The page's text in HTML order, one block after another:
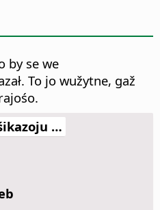
by se we
To jo wužytne, gaž
…